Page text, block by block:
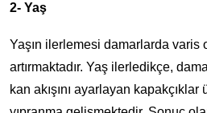
2- Yaş
Yaşın ilerlemesi damarlarda varis
artırmaktadır. Yaş ilerledikçe,
kan akışını ayarlayan